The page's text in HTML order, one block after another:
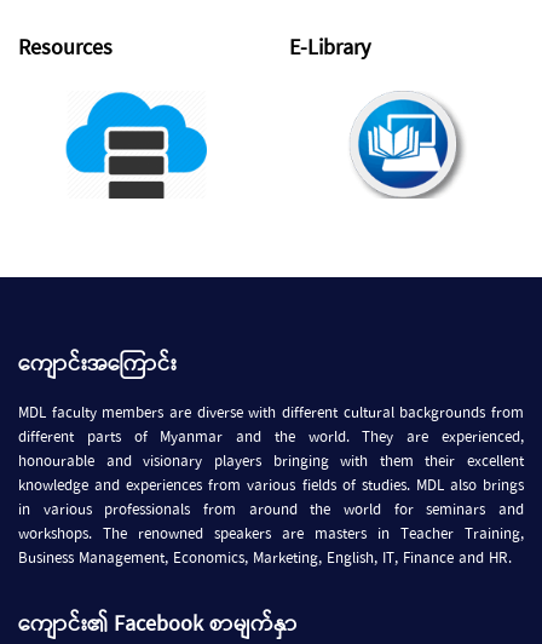
Resources E-Library
ကျောင်းအကြောင်း
MDL faculty members are diverse with different cultural backgrounds from
different parts of Myanmar and the world. They are experienced,
honourable and visionary players bringing with them their excellent
knowledge and experiences from various fields of studies. MDL also brings
in various professionals from around the world for seminars and
workshops. The renowned speakers are masters in Teacher Training,
Business Management, Economics, Marketing, English, IT, Finance and HR.
ကျောင်း၏ Facebook စာမျက်နှာ